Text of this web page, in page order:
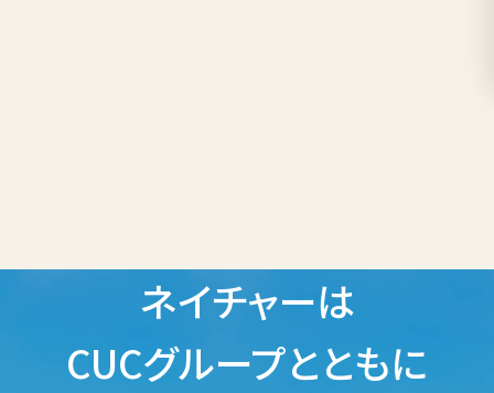
ネイチャーは
CUCグループとともに